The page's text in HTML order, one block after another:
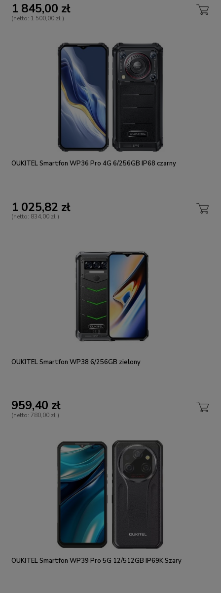
1 845,00 zł
(netto: 1 500,00 zł )
OUKITEL Smartfon WP36 Pro 4G 6/256GB IP68 czarny
1 025,82 zł
(netto: 834,00 zł )
OUKITEL Smartfon WP38 6/256GB zielony
959,40 zł
(netto: 780,00 zł )
OUKITEL Smartfon WP39 Pro 5G 12/512GB IP69K Szary